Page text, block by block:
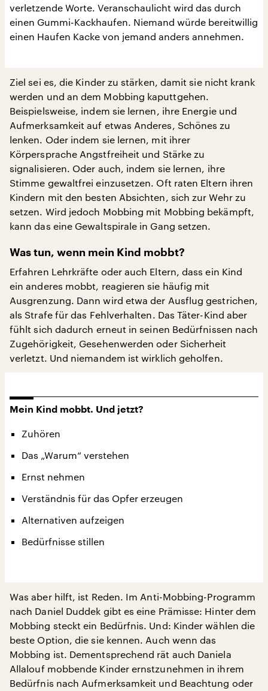
verletzende Worte. Veranschaulicht wird das durch
einen Gummi-Kackhaufen. Niemand würde bereitwillig
einen Haufen Kacke von jemand anders annehmen.
Ziel sei es, die Kinder zu stärken, damit sie nicht krank
werden und an dem Mobbing kaputtgehen.
Beispielsweise, indem sie lernen, ihre Energie und
Aufmerksamkeit auf etwas Anderes, Schönes zu
lenken. Oder indem sie lernen, mit ihrer
Körpersprache Angstfreiheit und Stärke zu
signalisieren. Oder auch, indem sie lernen, ihre
Stimme gewaltfrei einzusetzen. Oft raten Eltern ihren
Kindern mit den besten Absichten, sich zur Wehr zu
setzen. Wird jedoch Mobbing mit Mobbing bekämpft,
kann das eine Gewaltspirale in Gang setzen.
Was tun, wenn mein Kind mobbt?
Erfahren Lehrkräfte oder auch Eltern, dass ein Kind
ein anderes mobbt, reagieren sie häufig mit
Ausgrenzung. Dann wird etwa der Ausflug gestrichen,
als Strafe für das Fehlverhalten. Das Täter-Kind aber
fühlt sich dadurch erneut in seinen Bedürfnissen nach
Zugehörigkeit, Gesehenwerden oder Sicherheit
verletzt. Und niemandem ist wirklich geholfen.
Mein Kind mobbt. Und jetzt?
Zuhören
Das „Warum“ verstehen
Ernst nehmen
Verständnis für das Opfer erzeugen
Alternativen aufzeigen
Bedürfnisse stillen
Was aber hilft, ist Reden. Im Anti-Mobbing-Programm
nach Daniel Duddek gibt es eine Prämisse: Hinter dem
Mobbing steckt ein Bedürfnis. Und: Kinder wählen die
beste Option, die sie kennen. Auch wenn das
Mobbing ist. Dementsprechend rät auch Daniela
Allalouf mobbende Kinder ernstzunehmen in ihrem
Bedürfnis nach Aufmerksamkeit und Beachtung oder